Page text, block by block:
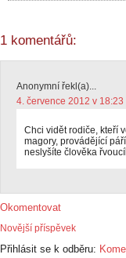
1 komentářů:
Anonymní řekl(a)...
4. července 2012 v 18:23
Chci vidět rodiče, kteří
magory, provádějící
neslyšíte člověka
Okomentovat
Novější příspěvek
Přihlásit se k odběru: